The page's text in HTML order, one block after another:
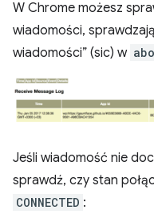
W Chrome możesz
wiadomości,
wiadomości” (sic) w
Jeśli wiadomość nie
sprawdź, czy stan
CONNECTED :